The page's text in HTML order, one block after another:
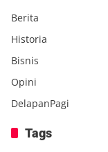
Berita
Historia
Bisnis
Opini
DelapanPagi
Tags